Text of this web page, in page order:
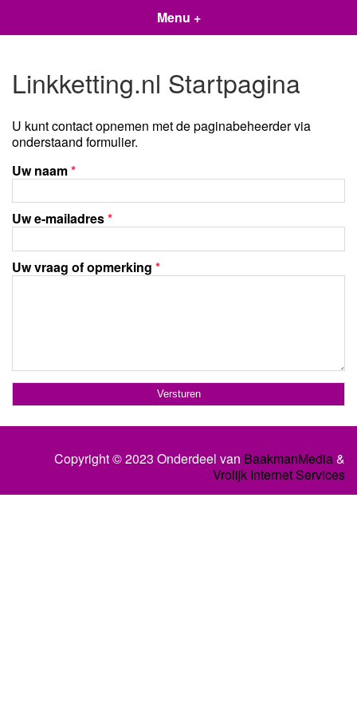
Menu +
Linkketting.nl Startpagina
U kunt contact opnemen met de paginabeheerder via
onderstaand formulier.
Uw naam*
Uw e-mailadres*
Uw vraag of opmerking *
Copyright © 2023 Onderdeel van BaakmanMedia&
Vrolijk Internet Services